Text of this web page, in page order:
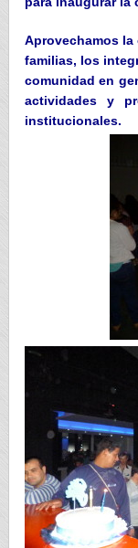
Aprovechamos
familias, los
comunidad en
actividades y
institucionales.